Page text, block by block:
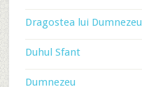
Dragostea lui Dumnezeu
Duhul Sfant
Dumnezeu